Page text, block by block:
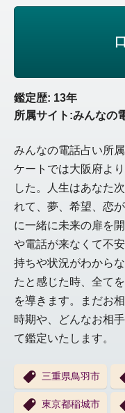
鑑定歴: 13年
所属サイト:みんなの
みんなの電話占い所
ケートでは大阪府よ
した。人生はあなた
れて、夢、希望、恋
に一緒に未来の扉を
や電話が来なくて不
持ちや状況がわから
たと感じた時、全て
を導きます。まだお
時期や、どんなお相
て鑑定いたします。
三重県鳥羽市
東京都稲城市